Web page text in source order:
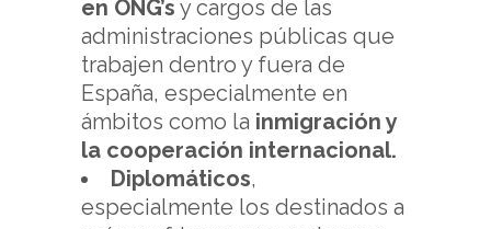
en ONG’s y cargos de las
administraciones públicas que
trabajen dentro y fuera de
España, especialmente en
ámbitos como la inmigración y
la cooperación internacional.
Diplomáticos,
especialmente los destinados a